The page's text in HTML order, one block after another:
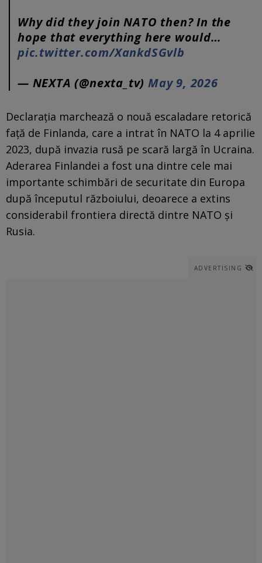
Why did they join NATO then? In the
hope that everything here would…
pic.twitter.com/XankdSGvlb
— NEXTA (@nexta_tv)May 9, 2026
Declarația marchează o nouă escaladare retorică
față de Finlanda, care a intrat în NATO la 4 aprilie
2023, după invazia rusă pe scară largă în Ucraina.
Aderarea Finlandei a fost una dintre cele mai
importante schimbări de securitate din Europa
după începutul războiului, deoarece a extins
considerabil frontiera directă dintre NATO și
Rusia.
ADVERTISING